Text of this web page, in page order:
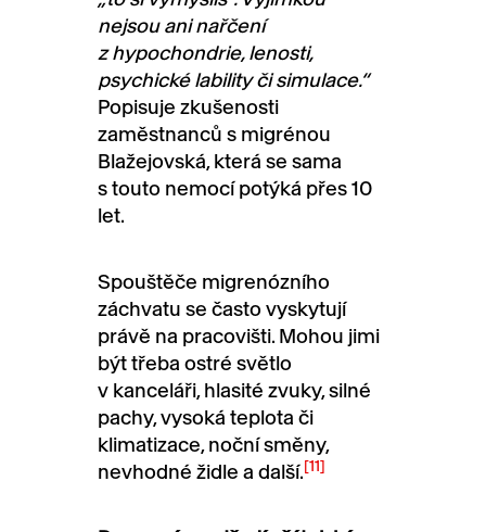
nejsou ani nařčení
z hypochondrie, lenosti,
psychické lability či simulace.“
Popisuje zkušenosti
zaměstnanců s migrénou
Blažejovská, která se sama
s touto nemocí potýká přes 10
let.
Spouštěče migrenózního
záchvatu se často vyskytují
právě na pracovišti. Mohou jimi
být třeba ostré světlo
v kanceláři, hlasité zvuky, silné
pachy, vysoká teplota či
klimatizace, noční směny,
nevhodné židle a další.[11]